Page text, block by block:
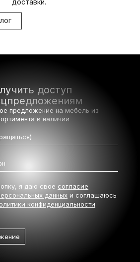
доступ
предложение на мебель из
в наличии
я даю свое согласие
данных и соглашаюсь
конфиденциальности